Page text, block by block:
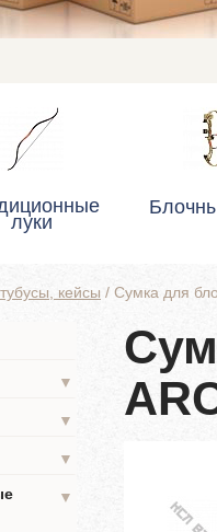
луки
кейсы / Сумка для
▼
▼
▼
▼